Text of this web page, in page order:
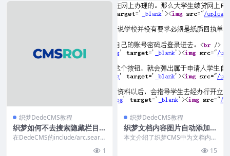
织梦DedeCMS教程
织梦如何不去搜索隐藏栏目内
容结果
在DedeCMS的include/arc.searc
1
织梦DedeCMS教程
织梦文档内容图片自动添加a
链接新窗口打开
本文介绍了织梦CMS中为文档内容
15